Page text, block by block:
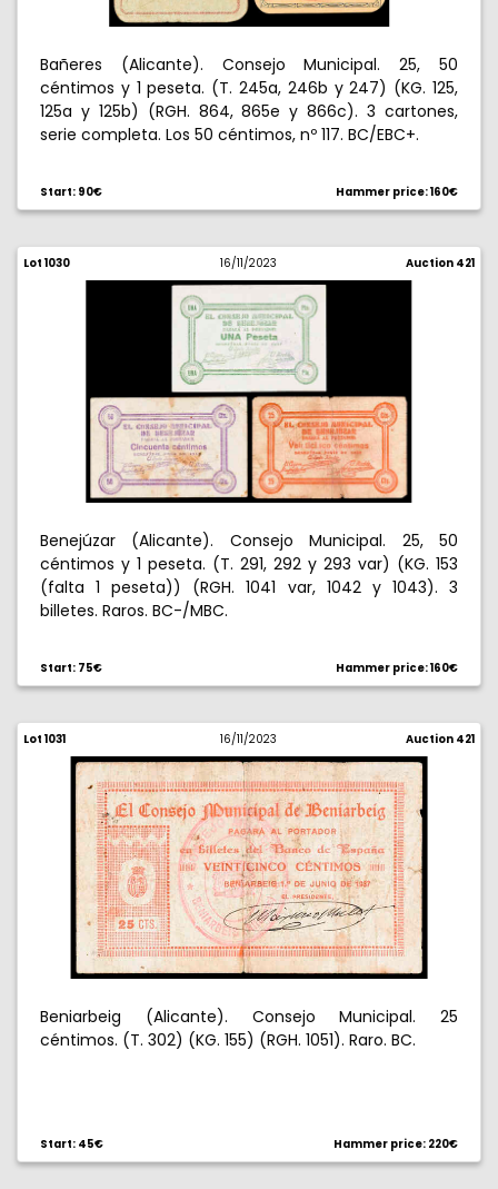
Bañeres (Alicante). Consejo Municipal. 25, 50
céntimos y 1 peseta. (T. 245a, 246b y 247) (KG. 125,
125a y 125b) (RGH. 864, 865e y 866c). 3 cartones,
serie completa. Los 50 céntimos, nº 117. BC/EBC+.
Start: 90€ Hammer price: 160€
Lot 1030 16/11/2023 Auction 421
Benejúzar (Alicante). Consejo Municipal. 25, 50
céntimos y 1 peseta. (T. 291, 292 y 293 var) (KG. 153
(falta 1 peseta)) (RGH. 1041 var, 1042 y 1043). 3
billetes. Raros. BC-/MBC.
Start: 75€ Hammer price: 160€
Lot 1031 16/11/2023 Auction 421
Beniarbeig (Alicante). Consejo Municipal. 25
céntimos. (T. 302) (KG. 155) (RGH. 1051). Raro. BC.
Start: 45€ Hammer price: 220€